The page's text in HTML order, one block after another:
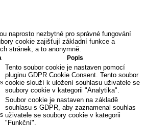
naprosto nezbytné pro správné fungování
cookie zajišťují základní funkce a
stránek, a to anonymně.
Popis
Tento soubor cookie je nastaven pomocí
pluginu GDPR Cookie Consent. Tento soubor
cookie slouží k uložení souhlasu uživatele se
soubory cookie v kategorii "Analytika".
Soubor cookie je nastaven na základě
souhlasu s GDPR, aby zaznamenal souhlas
uživatele se soubory cookie v kategorii
"Funkční".